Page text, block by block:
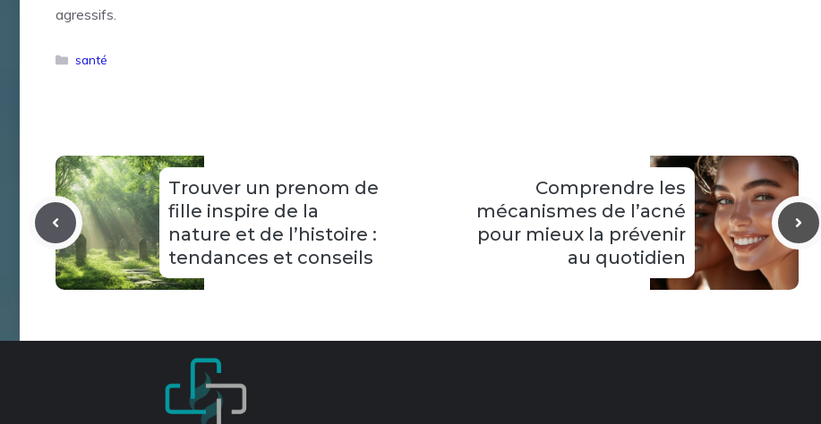
agressifs.
Catégories
santé
Trouver un prenom de
fille inspire de la
nature et de l’histoire :
tendances et conseils
Comprendre les
mécanismes de l’acné
pour mieux la prévenir
au quotidien